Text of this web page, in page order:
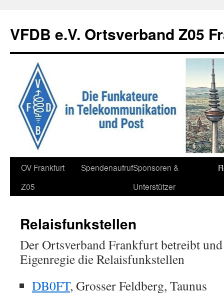
springen
VFDB e.V. Ortsverband Z05
OV Frankfurt
Z05
SpendenaufrufSponsoren &
Unterstützer
Relaisfunkstellen
Der Ortsverband Frankfurt betreibt
Eigenregie die Relaisfunkstellen
DB0FT, Grosser Feldberg, Taunus